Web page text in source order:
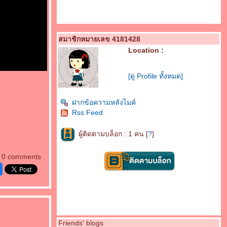
0 comments
สมาชิกหมายเลข 4181428
Location :
[ดู Profile ทั้งหมด]
ฝากข้อความหลังไมค์
Rss Feed
ผู้ติดตามบล็อก : 1 คน [?]
Friends' blogs